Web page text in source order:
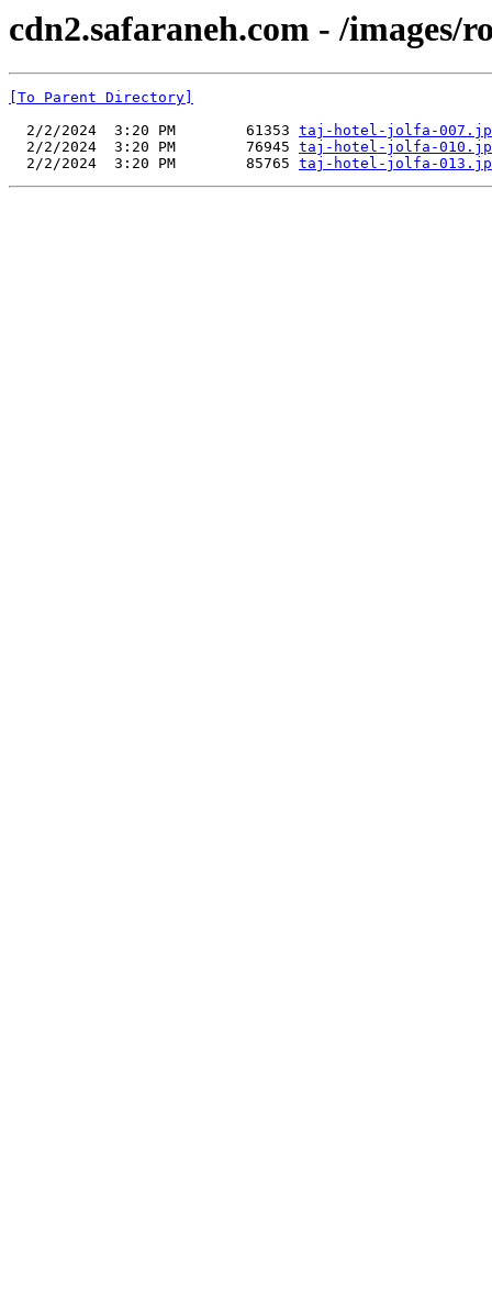
cdn2.safaraneh.com - /images/
[To Parent Directory]
  2/2/2024  3:20 PM        61353
taj-hotel-jolfa-
  2/2/2024  3:20 PM        76945
taj-hotel-jolfa-
  2/2/2024  3:20 PM        85765
taj-hotel-jolfa-